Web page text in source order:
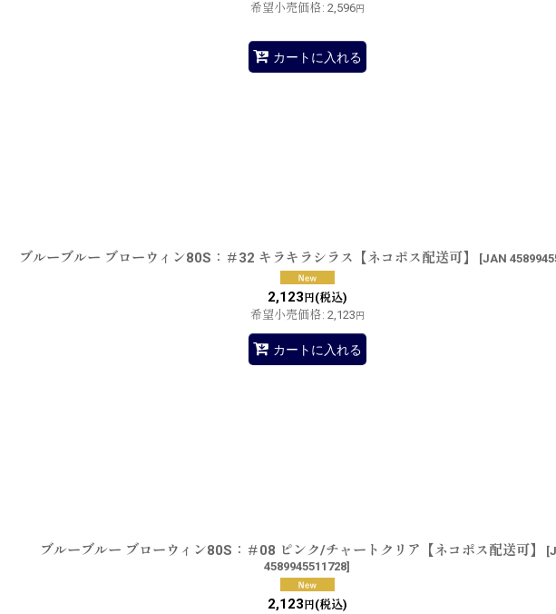
希望小売価格: 2,596円
カートに入れる
ブルーブルー ブローウィン80S：＃32 キラキラシラス【ネコポス配送可】 [JAN
2,123 円(税込)
希望小売価格: 2,123 円
カートに入れる
ブルーブルー ブローウィン80S：＃08 ピンク/チャートクリア【ネコポス配送可】 [
4589945511728]
2,123 円(税込)